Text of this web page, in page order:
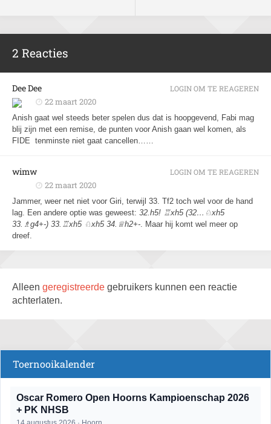
2 Reacties
Dee Dee
22 maart 2020
Anish gaat wel steeds beter spelen dus dat is hoopgevend, Fabi mag
blij zijn met een remise, de punten voor Anish gaan wel komen, als
FIDE tenminste niet gaat cancellen……
LOGIN OM TE REAGEREN
wimw
22 maart 2020
Jammer, weer net niet voor Giri, terwijl 33. Tf2 toch wel voor de hand
lag. Een andere optie was geweest: 32.h5! ♖xh5 (32… ♘xh5
33. ♗g4+-) 33. ♖xh5 ♘xh5 34. ♕h2+-. Maar hij komt wel meer op
dreef.
LOGIN OM TE REAGEREN
Alleen geregistreerde gebruikers kunnen een reactie
achterlaten.
Toernooikalender
Oscar Romero Open Hoorns Kampioenschap 2026
+ PK NHSB